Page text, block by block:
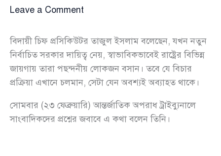
Leave a Comment
বিদায়ী চিফ প্রসিকিউটর তাজুল ইসলাম বলেছেন, যখন নতুন
নির্বাচিত সরকার দায়িত্ব নেয়, স্বাভাবিকভাবেই রাষ্ট্রের বিভিন্ন
জায়গায় তারা পছন্দনীয় লোকজন বসান। তবে যে বিচার
প্রক্রিয়া এখানে চলমান, সেটা যেন অবশ্যই অব্যাহত থাকে।
সোমবার (২৩ ফেব্রুয়ারি) আন্তর্জাতিক অপরাধ ট্রাইব্যুনালে
সাংবাদিকদের প্রশ্নের জবাবে এ কথা বলেন তিনি।